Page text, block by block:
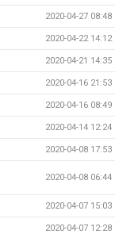
2020-04-27 08:48
2020-04-22 14:12
2020-04-21 14:35
2020-04-16 21:53
2020-04-16 08:49
2020-04-14 12:24
2020-04-08 17:53
2020-04-08 06:44
2020-04-07 15:03
2020-04-07 12:28